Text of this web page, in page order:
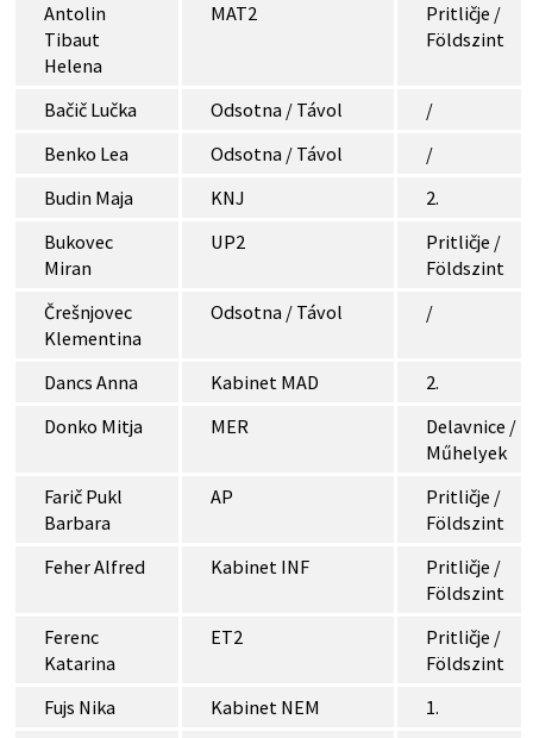
Antolin
Tibaut
Helena
MAT2
Pritličje /
Földszint
Bačič Lučka Odsotna / Távol
/
Benko Lea
Odsotna / Távol
/
Budin Maja
KNJ
2.
Bukovec
Miran
UP2
Pritličje /
Földszint
Črešnjovec
Klementina
Odsotna / Távol /
Dancs Anna Kabinet MAD
2.
Donko Mitja
MER
Delavnice /
Műhelyek
Farič Pukl
Barbara
AP
Pritličje /
Földszint
Feher Alfred
Kabinet INF
Pritličje /
Földszint
Ferenc
Katarina
ET2
Pritličje /
Földszint
Fujs Nika
Kabinet NEM
1.